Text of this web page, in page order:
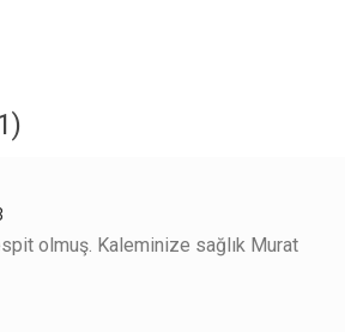
olmuş. Kaleminize sağlık Murat